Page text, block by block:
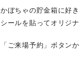
かぼちゃの貯金箱に好き
シールを貼ってオリジ
「ご来場予約」ボタン